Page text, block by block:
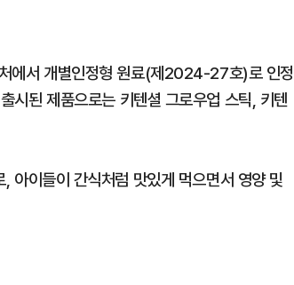
에서 개별인정형 원료(제2024-27호)로 인정
시된 제품으로는 키텐셜 그로우업 스틱, 키텐
이들이 간식처럼 맛있게 먹으면서 영양 및